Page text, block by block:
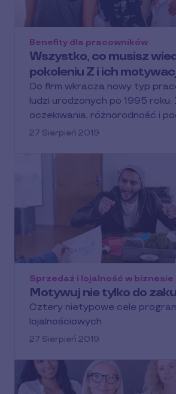
Wszystko, co musisz
pokoleniu Z i ich
Benefity dla pracowników
Do firm wkracza nowy typ
ludzi urodzonych po 1995 roku.
oczekiwania, różnorodność i
27 Sierpień 2019
Motywuj nie tylko do
Sprzedaż i lojalność w biznesie
Cztery nietypowe cele
lojalnościowych
27 Sierpień 2019